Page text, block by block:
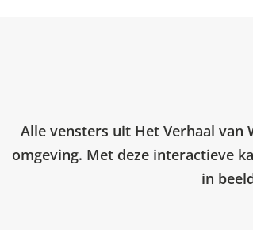
Alle vensters uit Het Verhaal van
omgeving. Met deze interactieve
in